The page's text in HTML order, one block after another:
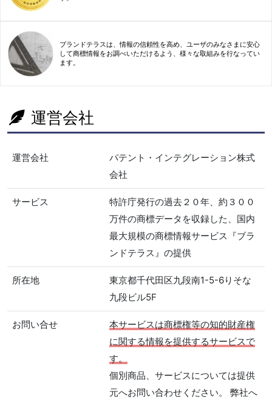
ブランドテラスは、情報の信頼性を高め、ユーザのみなさまに安心
して商標情報をお調べいただけるよう、様々な取組みを行なってい
ます。
運営会社
運営会社
パテント・インテグレーション株式
会社
サービス
特許庁発行の過去２０年、約３００
万件の商標データを収録した、国内
最大規模の商標情報サービス『ブラ
ンドテラス』の提供
所在地
東京都千代田区九段南1-5-6りそな
九段ビル5F
お問い合せ
本サービスは商標権等の知的財産権
に関する情報を提供するサービスで
す。
個別商品、サービスについては提供
元へお問い合わせください。 弊社へ